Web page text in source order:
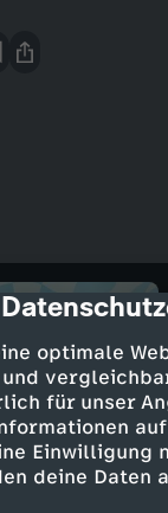
optimale
für unser
Einwilligung
deine Daten